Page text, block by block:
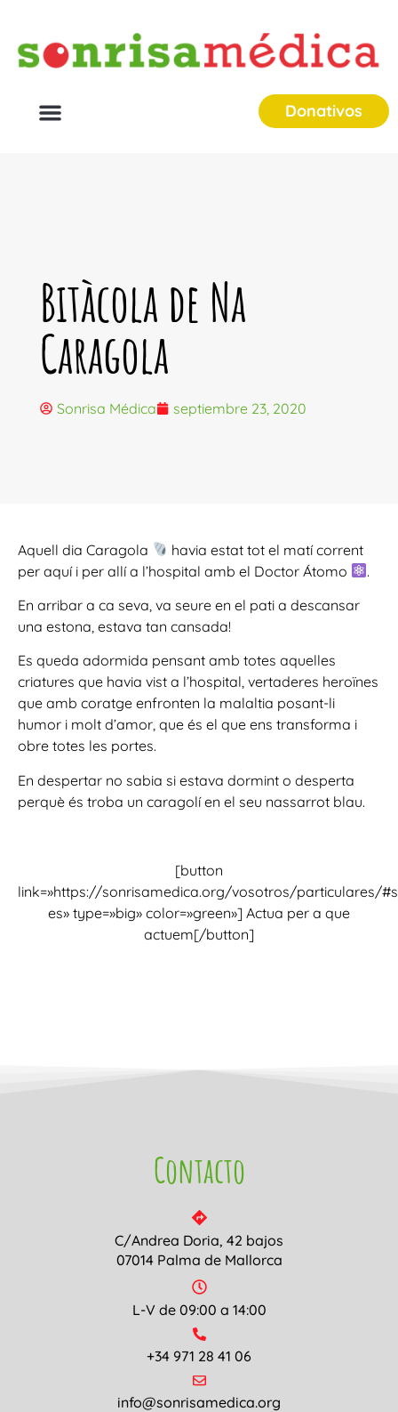
Donativos
Bitàcola de Na
Caragola
Sonrisa Médica septiembre 23, 2020
Aquell dia Caragola
havia estat tot el matí corrent
per aquí i per allí a l’hospital amb el Doctor Átomo
.
En arribar a ca seva, va seure en el pati a descansar
una estona, estava tan cansada!
Es queda adormida pensant amb totes aquelles
criatures que havia vist a l’hospital, vertaderes heroïnes
que amb coratge enfronten la malaltia posant-li
humor i molt d’amor, que és el que ens transforma i
obre totes les portes.
En despertar no sabia si estava dormint o desperta
perquè és troba un caragolí en el seu nassarrot blau.
[button
link=»https://sonrisamedica.org/vosotros/particulares/
es» type=»big» color=»green»] Actua per a que
actuem[/button]
Contacto
C/Andrea Doria, 42 bajos
07014 Palma de Mallorca
L-V de 09:00 a 14:00
+34 971 28 41 06
info@sonrisamedica.org